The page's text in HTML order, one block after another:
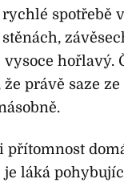
spotřebě
stěnách,
hořlavý.
právě saze
přítomnost
je láká